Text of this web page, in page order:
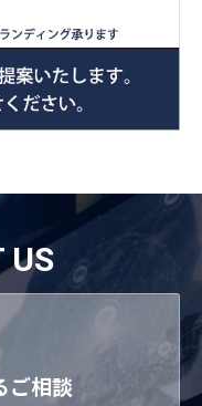
US
ご相談